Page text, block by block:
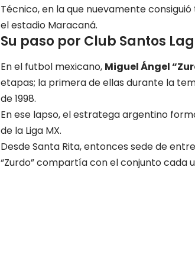
Técnico, en la que nuevamente
el estadio Maracaná.
Su paso por Club Santos
En el futbol mexicano, Miguel Ángel
etapas; la primera de ellas durante la
de 1998.
En ese lapso, el estratega argentino
de la Liga MX.
Desde Santa Rita, entonces sede de
“Zurdo” compartía con el conjunto cada